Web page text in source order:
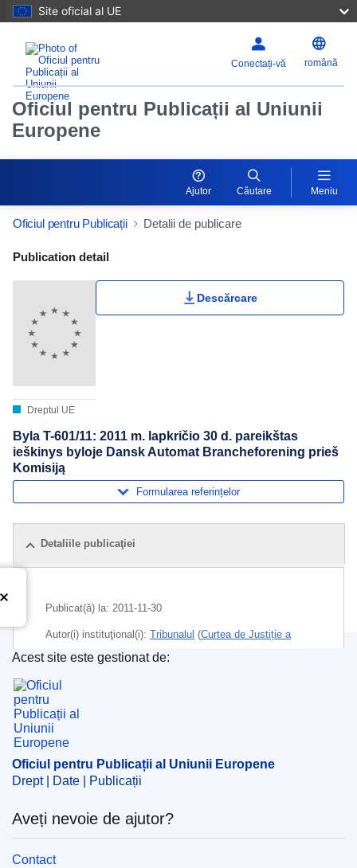
Site oficial al UE
Conectați-vă română
Oficiul pentru Publicații al Uniunii
Europene
Ajutor Căutare Meniu
Oficiul pentru Publicații Detalii de publicare
Publication Detail Actions Portlet
Publication detail
Dreptul UE
Descărcare
Byla T-601/11: 2011 m. lapkričio 30 d. pareikštas
ieškinys byloje Dansk Automat Brancheforening prieš
Komisiją
Formularea referințelor
Detaliile publicaţiei
Publicat(ă) la: 2011-11-30
Autor(i) instituţional(i): Tribunalul (Curtea de Justiție a
Uniunii Europene)
Subiecte:
Danemarca
CELEX : 62011TN0601
OJ : JOC_2012_025_R_0063_02
Oficiul pentru Publicații al Uniunii Europene
Acest site este gestionat de:
Oficiul pentru Publicații al Uniunii Europene
Drept | Date | Publicații
Aveți nevoie de ajutor?
Contact